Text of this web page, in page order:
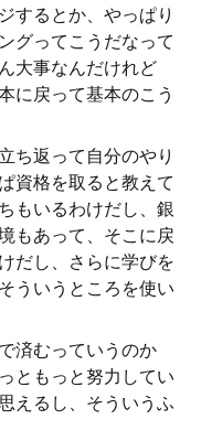
するとか、やっぱり
グってこうだなって
大事なんだけれど
に戻って基本のこう
ち返って自分のやり
資格を取ると教えて
もいるわけだし、銀
もあって、そこに戻
だし、さらに学びを
ういうところを使い
済むっていうのか
ともっと努力してい
えるし、そういうふ